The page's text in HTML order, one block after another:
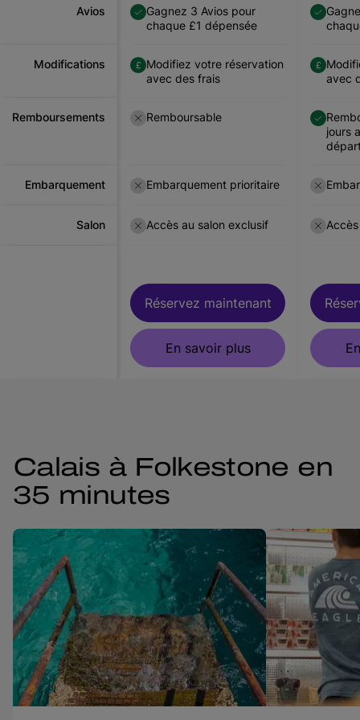
Avios
Gagnez 3 Avios pour
chaque £1 dépensée
Modifications
Modifiez votre réservation
avec des frais
avec
Remboursements Remboursable
jours
Embarquement Embarquement prioritaire
Salon Accès au salon exclusif
Réservez maintenant
En savoir plus
Calais à Folkestone en
35 minutes